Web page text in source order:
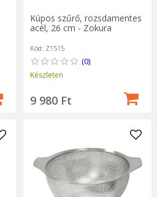
Kúpos szűrő, rozsdamentes
acél, 26 cm - Zokura
Kód: Z1515
(0)
Készleten
9 980 Ft